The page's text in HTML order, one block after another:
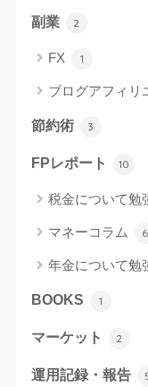
副業 2
FX 1
ブログアフィリ
節約術 3
FPレポート 10
税金について勉
マネーコラム 6
年金について勉
BOOKS 1
マーケット 2
運用記録・報告